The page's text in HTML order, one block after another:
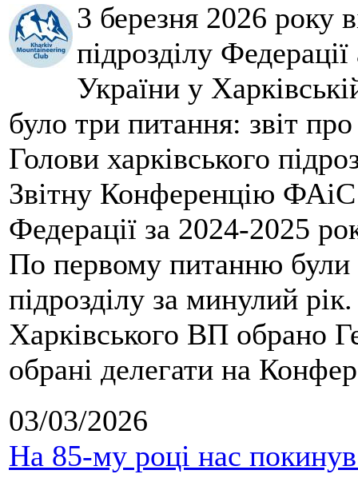
3 березня 2026 року
підрозділу
України у
було три питання: звіт
Голови харківського
Звітну Конференцію
Федерації за 2024-2025
По первому питанню були
підрозділу за минулий
Харківського ВП обрано
обрані делегати на
03/03/2026
На 85-му році нас